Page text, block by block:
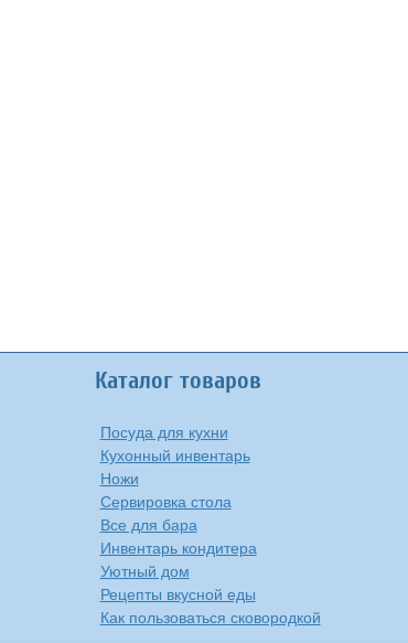
Каталог товаров
Посуда для кухни
Кухонный инвентарь
Ножи
Сервировка стола
Все для бара
Инвентарь кондитера
Уютный дом
Рецепты вкусной еды
Как пользоваться сковородкой